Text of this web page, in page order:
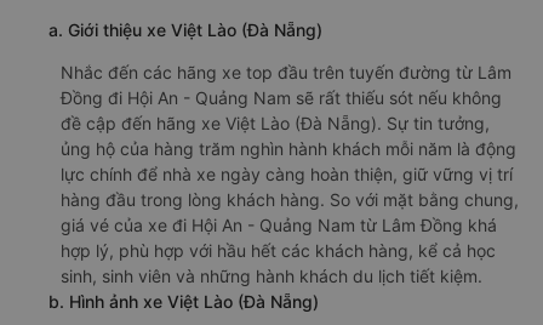
a. Giới thiệu xe Việt Lào (Đà Nẵng)
Nhắc đến các hãng xe top đầu trên tuyến đường từ Lâm
Đồng đi Hội An - Quảng Nam sẽ rất thiếu sót nếu không
đề cập đến hãng xe Việt Lào (Đà Nẵng). Sự tin tưởng,
ủng hộ của hàng trăm nghìn hành khách mỗi năm là động
lực chính để nhà xe ngày càng hoàn thiện, giữ vững vị trí
hàng đầu trong lòng khách hàng. So với mặt bằng chung,
giá vé của xe đi Hội An - Quảng Nam từ Lâm Đồng khá
hợp lý, phù hợp với hầu hết các khách hàng, kể cả học
sinh, sinh viên và những hành khách du lịch tiết kiệm.
b. Hình ảnh xe Việt Lào (Đà Nẵng)